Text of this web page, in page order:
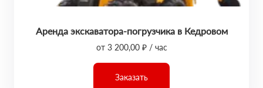
Аренда экскаватора-погрузчика в Кедровом
от 3 200,00 ₽ / час
Заказать